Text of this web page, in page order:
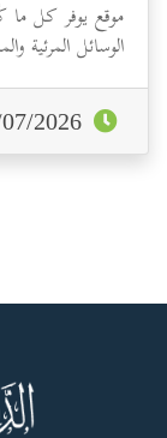
موقع يوفر كل ما
الوسائل